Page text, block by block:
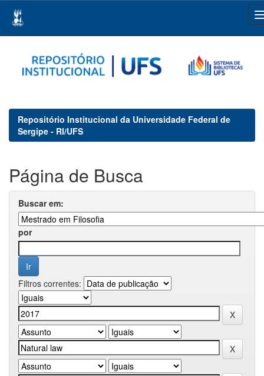
navigation
Repositório Institucional da Universidade Federal de
Sergipe - RI/UFS
Página de Busca
Buscar em:
por
Filtros correntes: